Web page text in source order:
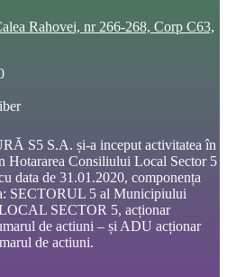
Rahovei, nr 266-268, Corp C63,
S5 S.A. și-a inceput activitatea în
Hotararea Consiliului Local Sector 5
data de 31.01.2020, componența
SECTORUL 5 al Municipiului
SECTOR 5, acționar
de actiuni – și ADU acționar
de actiuni.